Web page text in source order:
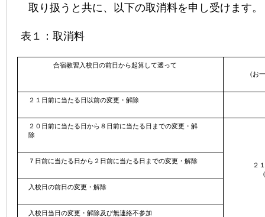
取り扱うと共に、以下の取消料を申し受けます。
表１：取消料
合宿教習入校日の前日から起算して遡って
(お
２１日前に当たる日以前の変更・解除
２０日前に当たる日から８日前に当たる日までの変更・解
除
２
７日前に当たる日から２日前に当たる日までの変更・解除
入校日の前日の変更・解除
入校日当日の変更・解除及び無連絡不参加